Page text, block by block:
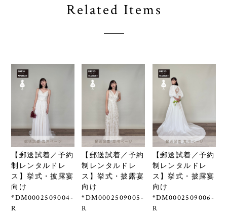
Related Items
【郵送試着／予約
制レンタルドレ
ス】挙式・披露宴
向け
*DM0002509004-
R
【郵送試着／予約
制レンタルドレ
ス】挙式・披露宴
向け
*DM0002509005-
R
【郵送試着／予約
制レンタルドレ
ス】挙式・披露宴
向け
*DM0002509006-
R